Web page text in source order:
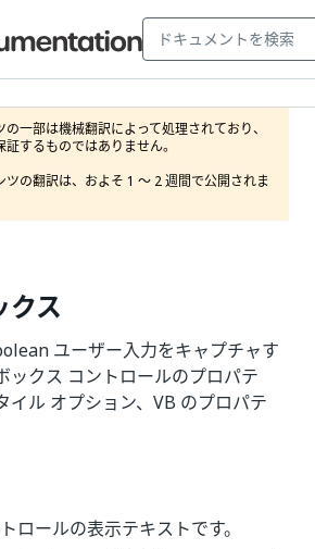
の一部は機械翻訳によって処理されており、
するものではありません。
ツの翻訳は、およそ 1 ～ 2 週間で公開されま
クス
ユーザー入力をキャプチャす
ックス コントロールのプロパテ
イル オプション、VB のプロパテ
ロールの表示テキストです。